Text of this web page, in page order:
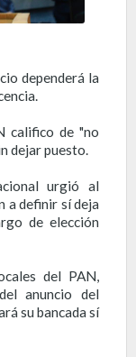
dependerá la
califico de "no
dejar puesto.
urgió al
a definir sí deja
de elección
del PAN,
anuncio del
su bancada sí